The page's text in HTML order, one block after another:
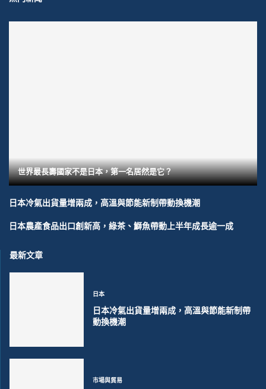
世界最長壽國家不是日本，第一名居然是它？
日本冷氣出貨量增兩成，高溫與節能新制帶動換機潮
日本農產食品出口創新高，綠茶、鰤魚帶動上半年成長逾一成
最新文章
日本
日本冷氣出貨量增兩成，高溫與節能新制帶
動換機潮
市場與貿易